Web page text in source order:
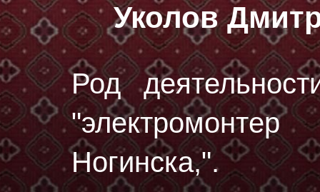
Уколов
Род
Ногинска,".